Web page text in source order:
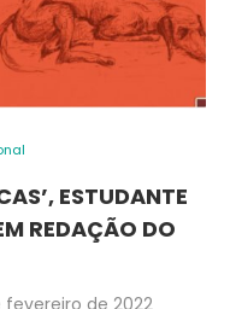
ESTUDANTE
REDAÇÃO DO
fevereiro de 2022